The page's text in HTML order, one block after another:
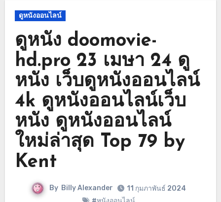
ดูหนังออนไลน์
ดูหนัง doomovie-
hd.pro 23 เมษา 24 ดู
หนัง เว็บดูหนังออนไลน์
4k ดูหนังออนไลน์เว็บ
หนัง ดูหนังออนไลน์
ใหม่ล่าสุด Top 79 by
Kent
By Billy Alexander
11 กุมภาพันธ์ 2024